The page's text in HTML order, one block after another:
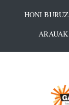
HONI BURUZ
ARAUAK